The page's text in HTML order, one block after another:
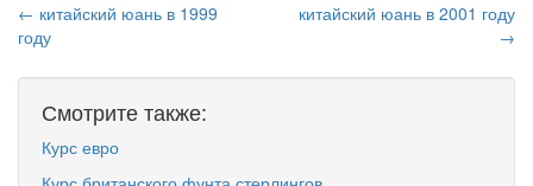
← китайский юань в 1999
году
китайский юань в 2001 году
→
Смотрите также:
Курс евро